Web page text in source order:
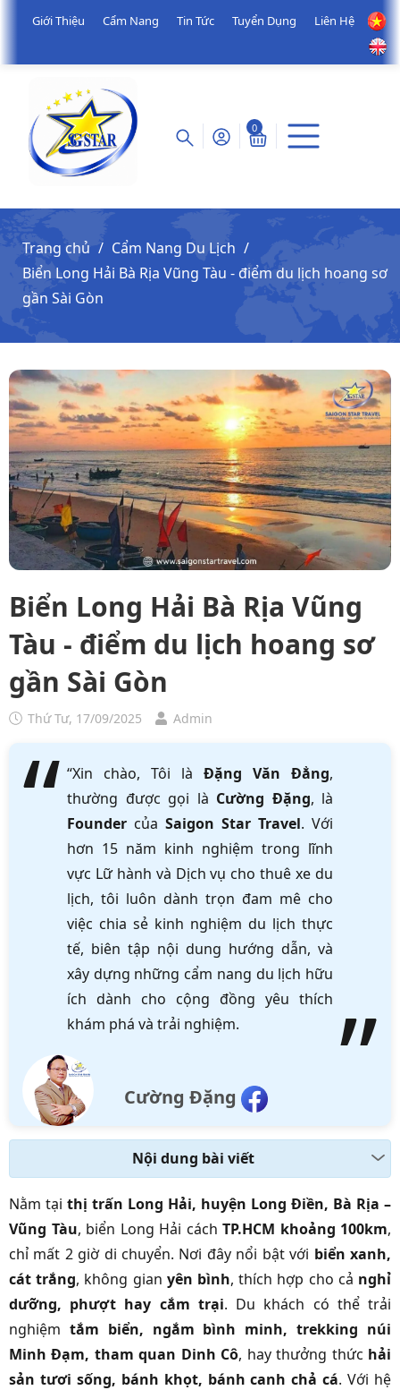
Giới Thiệu Cẩm Nang Tin Tức Tuyển Dụng Liên Hệ
0
Trang chủ
Cẩm Nang Du Lịch
Biển Long Hải Bà Rịa Vũng Tàu - điểm du lịch hoang sơ
gần Sài Gòn
Biển Long Hải Bà Rịa Vũng
Tàu - điểm du lịch hoang sơ
gần Sài Gòn
Thứ Tư, 17/09/2025 Admin
“Xin chào, Tôi là Đặng Văn Đẳng,
thường được gọi là Cường Đặng, là
Founder của Saigon Star Travel. Với
hơn 15 năm kinh nghiệm trong lĩnh
vực Lữ hành và Dịch vụ cho thuê xe du
lịch, tôi luôn dành trọn đam mê cho
việc chia sẻ kinh nghiệm du lịch thực
tế, biên tập nội dung hướng dẫn, và
xây dựng những cẩm nang du lịch hữu
ích dành cho cộng đồng yêu thích
khám phá và trải nghiệm.
Cường Đặng
Nội dung bài viết
Nằm tại thị trấn Long Hải, huyện Long Điền, Bà Rịa –
Vũng Tàu, biển Long Hải cách TP.HCM khoảng 100km,
chỉ mất 2 giờ di chuyển. Nơi đây nổi bật với biển xanh,
cát trắng, không gian yên bình, thích hợp cho cả nghỉ
dưỡng, phượt hay cắm trại. Du khách có thể trải
nghiệm tắm biển, ngắm bình minh, trekking núi
Minh Đạm, tham quan Dinh Cô, hay thưởng thức hải
sản tươi sống, bánh khọt, bánh canh chả cá. Với hệ